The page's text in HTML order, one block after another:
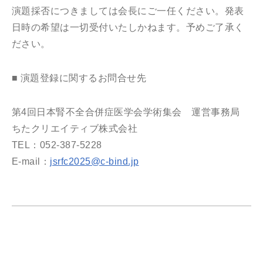
演題採否につきましては会長にご一任ください。発表
日時の希望は一切受付いたしかねます。予めご了承く
ださい。
■ 演題登録に関するお問合せ先
第4回日本腎不全合併症医学会学術集会 運営事務局
ちたクリエイティブ株式会社
TEL：052-387-5228
E-mail： jsrfc2025@c-bind.jp